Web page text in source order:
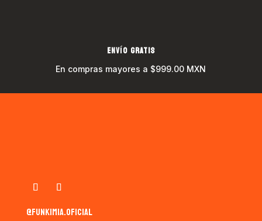
ENVÍO GRATIS
En compras mayores a $999.00 MXN
@funkimia.oficial